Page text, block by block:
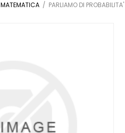
MATEMATICA / PARLIAMO DI PROBABILITA'